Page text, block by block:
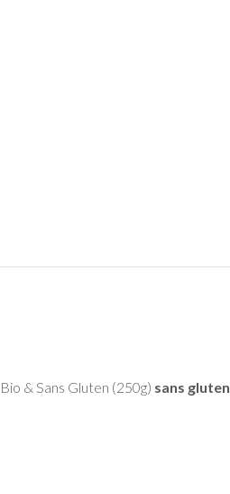
& Sans Gluten (250g) sans gluten